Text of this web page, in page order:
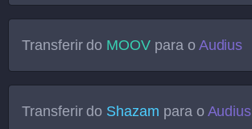
Transferir do MOOV para o Audius
Transferir do Shazam para o Audius